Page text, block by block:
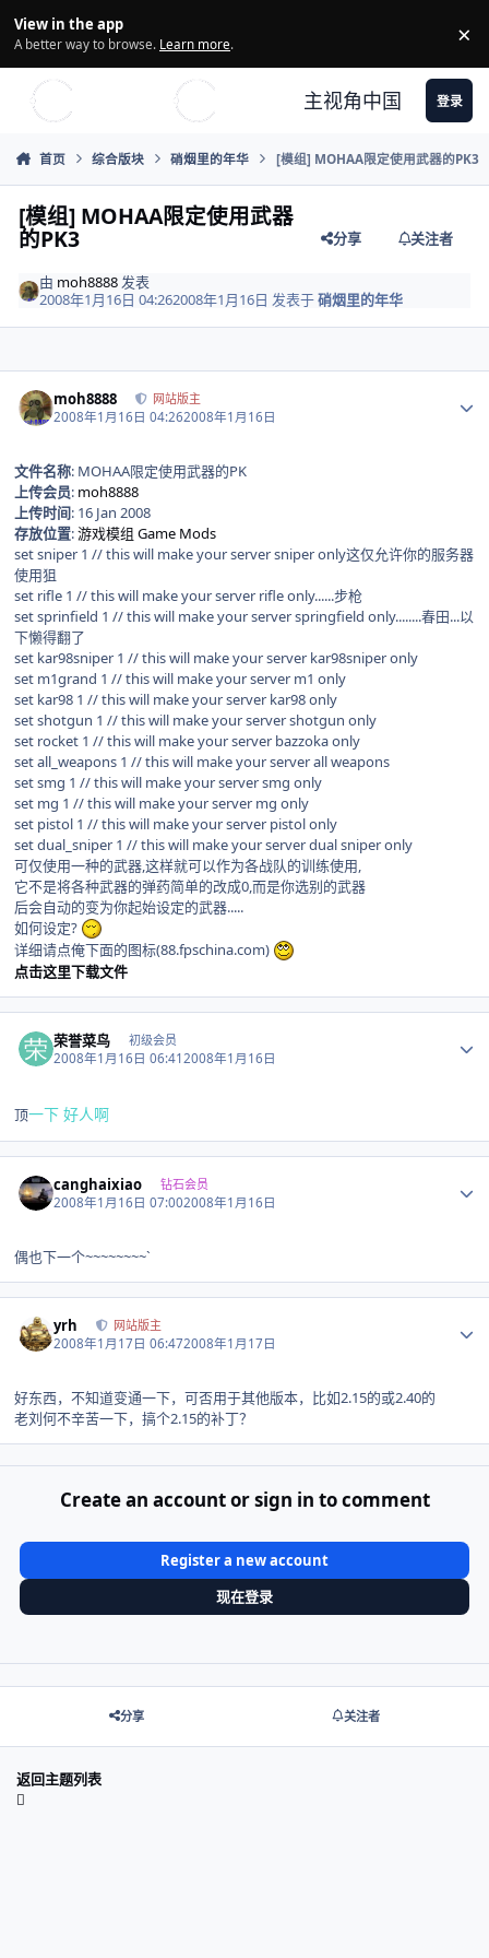
View in the app
A better way to browse. Learn more. ×
主视角中国 登录
首页 综合版块 硝烟里的年华 [模组] MOHAA限定使用武器的PK3
[模组] MOHAA限定使用武器
的PK3 分享 关注者
由 moh8888 发表
2008年1月16日 04:262008年1月16日 发表于硝烟里的年华
moh8888 网站版主
2008年1月16日 04:262008年1月16日
文件名称: MOHAA限定使用武器的PK
上传会员: moh8888
上传时间: 16 Jan 2008
存放位置:游戏模组 Game Mods
set sniper 1 // this will make your server sniper only这仅允许你的服务器
使用狙
set rifle 1 // this will make your server rifle only......步枪
set sprinfield 1 // this will make your server springfield only........春田...以
下懒得翻了
set kar98sniper 1 // this will make your server kar98sniper only
set m1grand 1 // this will make your server m1 only
set kar98 1 // this will make your server kar98 only
set shotgun 1 // this will make your server shotgun only
set rocket 1 // this will make your server bazzoka only
set all_weapons 1 // this will make your server all weapons
set smg 1 // this will make your server smg only
set mg 1 // this will make your server mg only
set pistol 1 // this will make your server pistol only
set dual_sniper 1 // this will make your server dual sniper only
可仅使用一种的武器,这样就可以作为各战队的训练使用,
它不是将各种武器的弹药简单的改成0,而是你选别的武器
后会自动的变为你起始设定的武器.....
如何设定?
详细请点俺下面的图标(88.fpschina.com)
点击这里下载文件
荣誉菜鸟 初级会员
2008年1月16日 06:412008年1月16日
顶一下 好人啊
canghaixiao 钻石会员
2008年1月16日 07:002008年1月16日
偶也下一个~~~~~~~~`
yrh 网站版主
2008年1月17日 06:472008年1月17日
好东西，不知道变通一下，可否用于其他版本，比如2.15的或2.40的
老刘何不辛苦一下，搞个2.15的补丁？
Create an account or sign in to comment
Register a new account
现在登录
分享 关注者
返回主题列表